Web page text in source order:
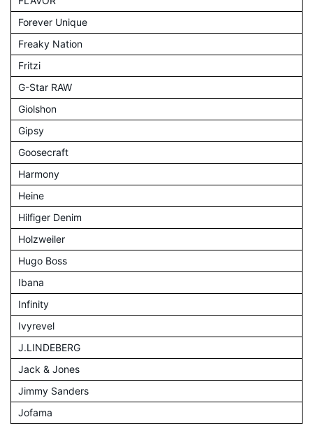
Forever Unique
Freaky Nation
Fritzi
G-Star RAW
Giolshon
Gipsy
Goosecraft
Harmony
Heine
Hilfiger Denim
Holzweiler
Hugo Boss
Ibana
Infinity
Ivyrevel
J.LINDEBERG
Jack & Jones
Jimmy Sanders
Jofama